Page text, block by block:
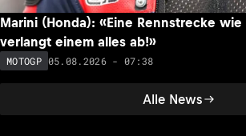
Alle News
Marini (Honda): «Eine Rennstrecke
verlangt einem alles ab!»
MOTOGP 05.08.2026 - 07:38